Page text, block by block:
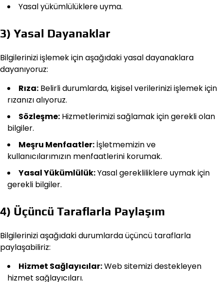
Yasal yükümlülüklere uyma.
3) Yasal Dayanaklar
Bilgilerinizi işlemek için aşağıdaki yasal dayanaklara
dayanıyoruz:
Rıza: Belirli durumlarda, kişisel verilerinizi işlemek için
rızanızı alıyoruz.
Sözleşme: Hizmetlerimizi sağlamak için gerekli olan
bilgiler.
Meşru Menfaatler: İşletmemizin ve
kullanıcılarımızın menfaatlerini korumak.
Yasal Yükümlülük:Yasal gerekliliklere uymak için
gerekli bilgiler.
4) Üçüncü Taraflarla Paylaşım
Bilgilerinizi aşağıdaki durumlarda üçüncü taraflarla
paylaşabiliriz:
Hizmet Sağlayıcılar:Web sitemizi destekleyen
hizmet sağlayıcıları.